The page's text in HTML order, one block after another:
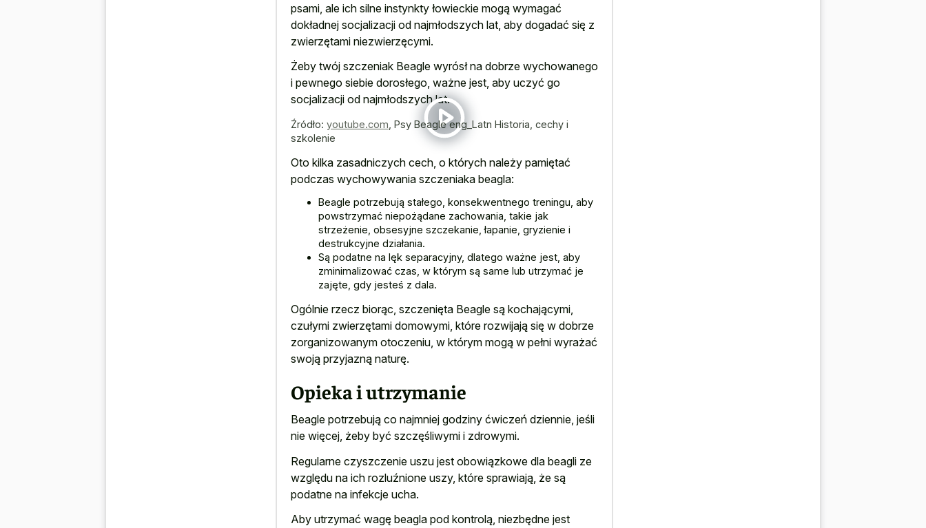
psami, ale ich silne instynkty łowieckie mogą wymagać
dokładnej socjalizacji od najmłodszych lat, aby dogadać się z
zwierzętami niezwierzęcymi.
Żeby twój szczeniak Beagle wyrósł na dobrze wychowanego
i pewnego siebie dorosłego, ważne jest, aby uczyć go
socjalizacji od najmłodszych lat.
Źródło: youtube.com Psy Beagle eng_Latn Historia, cechy i
szkolenie
Oto kilka zasadniczych cech, o których należy pamiętać
podczas wychowywania szczeniaka beagla:
Beagle potrzebują stałego, konsekwentnego treningu, aby
powstrzymać niepożądane zachowania, takie jak
strzeżenie, obsesyjne szczekanie, łapanie, gryzienie i
destrukcyjne działania.
Są podatne na lęk separacyjny, dlatego ważne jest, aby
zminimalizować czas, w którym są same lub utrzymać je
zajęte, gdy jesteś z dala.
Ogólnie rzecz biorąc, szczenięta Beagle są kochającymi,
czułymi zwierzętami domowymi, które rozwijają się w dobrze
zorganizowanym otoczeniu, w którym mogą w pełni wyrażać
swoją przyjazną naturę.
Opieka i utrzymanie
Beagle potrzebują co najmniej godziny ćwiczeń dziennie, jeśli
nie więcej, żeby być szczęśliwymi i zdrowymi.
Regularne czyszczenie uszu jest obowiązkowe dla beagli ze
względu na ich rozluźnione uszy, które sprawiają, że są
podatne na infekcje ucha.
Aby utrzymać wagę beagla pod kontrolą, niezbędne jest